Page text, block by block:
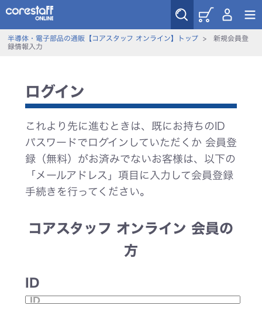
半導体・電子部品の通販【コアスタッフ オンライン】トップ> 新規会員登
録情報入力
ログイン
これより先に進むときは、既にお持ちのID
パスワードでログインしていただくか 会員登
録（無料）がお済みでないお客様は、以下の
「メールアドレス」項目に入力して会員登録
手続きを行ってください。
コアスタッフ オンライン 会員の
方
ID